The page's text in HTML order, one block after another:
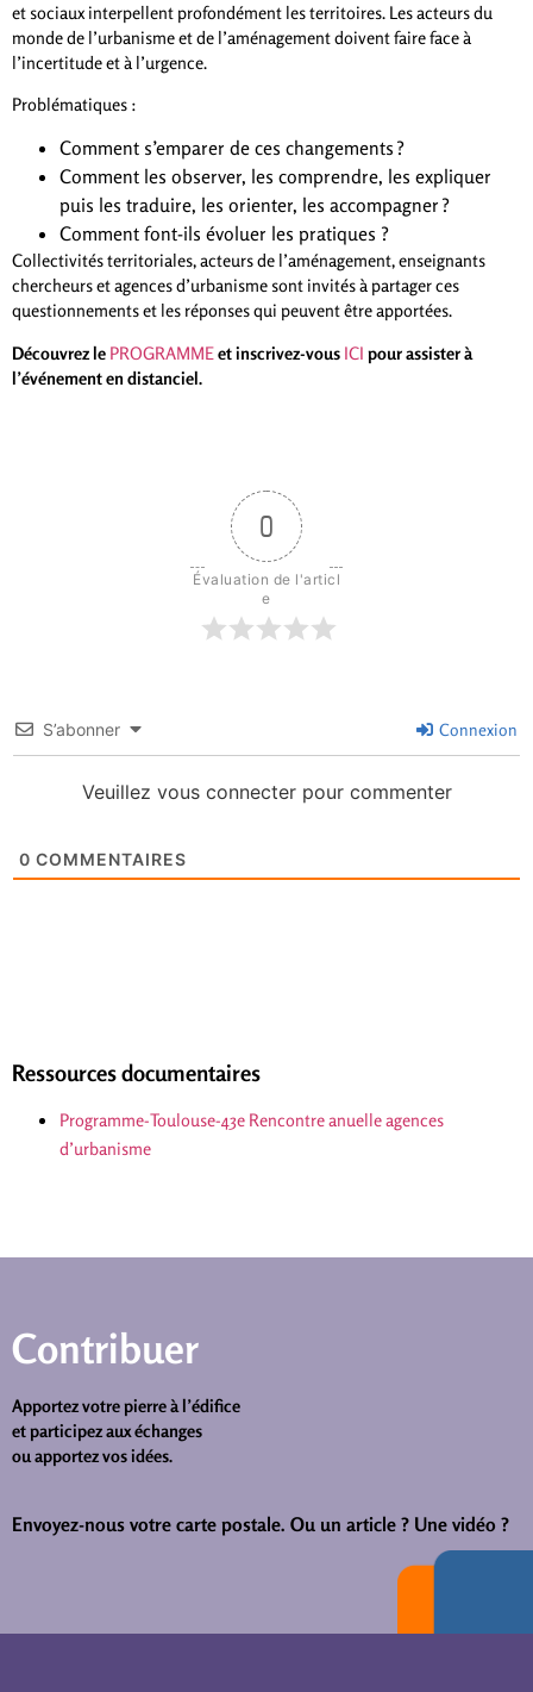
et sociaux interpellent profondément les territoires. Les acteurs du
monde de l’urbanisme et de l’aménagement doivent faire face à
l’incertitude et à l’urgence.
Problématiques :
Comment s’emparer de ces changements ?
Comment les observer, les comprendre, les expliquer
puis les traduire, les orienter, les accompagner ?
Comment font-ils évoluer les pratiques ?
Collectivités territoriales, acteurs de l’aménagement, enseignants
chercheurs et agences d’urbanisme sont invités à partager ces
questionnements et les réponses qui peuvent être apportées.
Découvrez le PROGRAMMEet inscrivez-vous ICI pour assister à
l’événement en distanciel.
0
Évaluation de l'articl
e
S’abonner Connexion
Veuillez vous connecter pour commenter
0 COMMENTAIRES
Ressources documentaires
Programme-Toulouse-43e Rencontre anuelle agences
d’urbanisme
Contribuer
Apportez votre pierre à l’édifice
et participez aux échanges
ou apportez vos idées.
Envoyez-nous votre carte postale. Ou un article ? Une vidéo ?